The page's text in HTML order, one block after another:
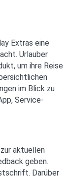
Extras eine
Urlauber
um ihre Reise
im Blick zu
Service-
aktuellen
geben.
Darüber